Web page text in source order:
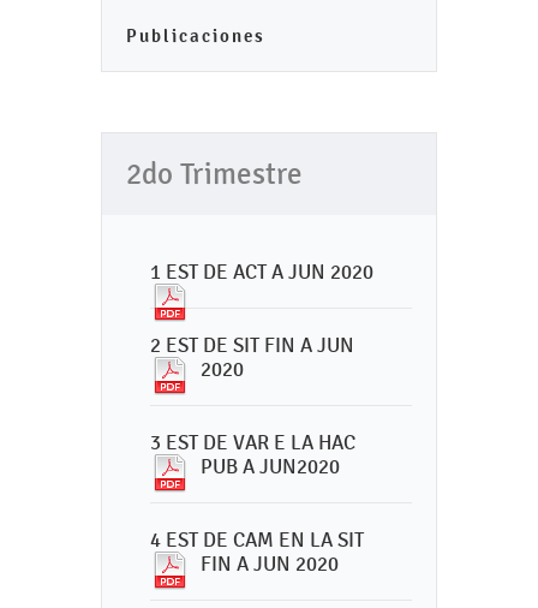
Publicaciones
2do Trimestre
1 EST DE ACT A JUN 2020
2 EST DE SIT FIN A JUN
2020
3 EST DE VAR E LA HAC
PUB A JUN2020
4 EST DE CAM EN LA SIT
FIN A JUN 2020